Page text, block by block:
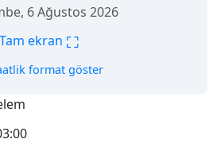
6 Ağustos 2026
Tam ekran ⛶
format göster